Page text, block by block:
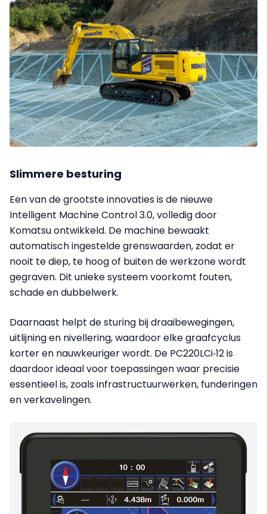
Slimmere besturing
Een van de grootste innovaties is de nieuwe
Intelligent Machine Control 3.0, volledig door
Komatsu ontwikkeld. De machine bewaakt
automatisch ingestelde grenswaarden, zodat er
nooit te diep, te hoog of buiten de werkzone wordt
gegraven. Dit unieke systeem voorkomt fouten,
schade en dubbelwerk.
Daarnaast helpt de sturing bij draaibewegingen,
uitlijning en nivellering, waardoor elke graafcyclus
korter en nauwkeuriger wordt. De PC220LCi‑12 is
daardoor ideaal voor toepassingen waar precisie
essentieel is, zoals infrastructuurwerken, funderingen
en verkavelingen.